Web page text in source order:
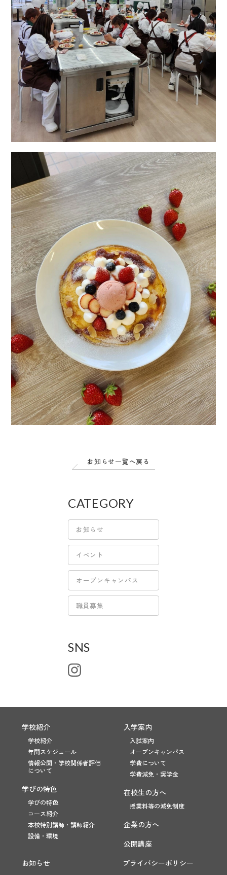
お知らせ一覧へ戻る
CATEGORY
お知らせ
イベント
オープンキャンパス
職員募集
SNS
学校紹介
学校紹介
年間スケジュール
情報公開・学校関係者評価
について
学びの特色
学びの特色
コース紹介
本校特別講師・講師紹介
設備・環境
入学案内
入試案内
オープンキャンパス
学費について
学費減免・奨学金
在校生の方へ
授業料等の減免制度
企業の方へ
公開講座
お知らせ
プライバシーポリシー